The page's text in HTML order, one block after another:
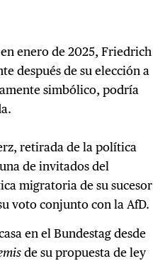
enero de 2025, Friedrich
después de su elección a
simbólico, podría
retirada de la política
de invitados del
migratoria de su sucesor
voto conjunto con la AfD.
en el Bundestag desde
de su propuesta de ley